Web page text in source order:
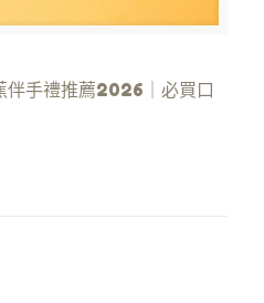
手禮推薦2026｜必買口